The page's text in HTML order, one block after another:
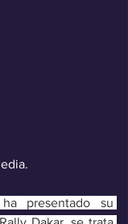
presentado su